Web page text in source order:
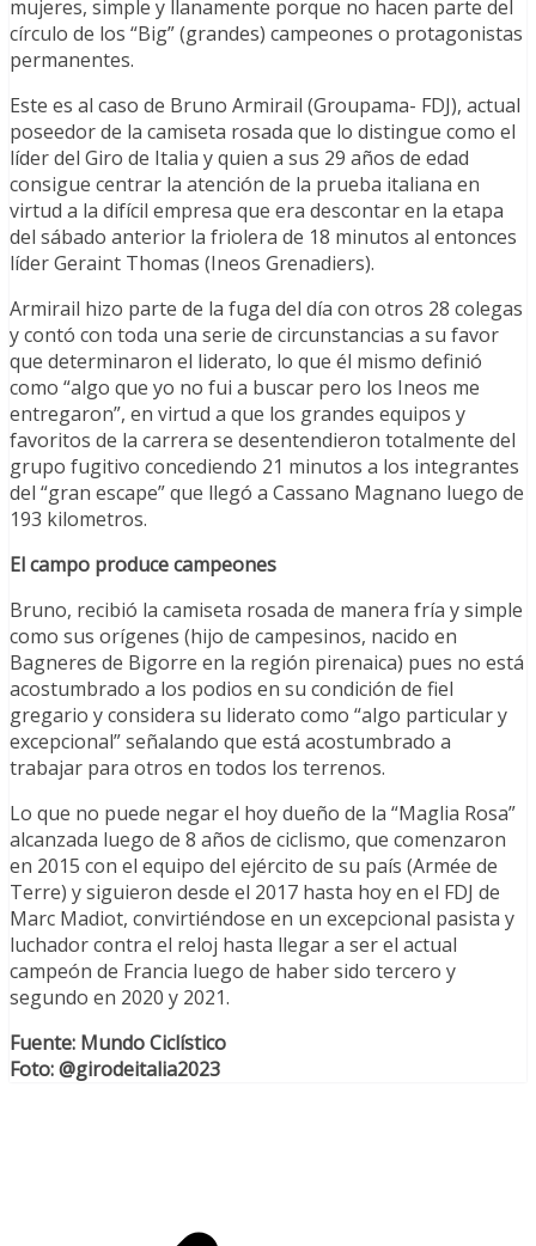
mujeres, simple y llanamente porque no hacen parte del
círculo de los “Big” (grandes) campeones o protagonistas
permanentes.
Este es al caso de Bruno Armirail (Groupama- FDJ), actual
poseedor de la camiseta rosada que lo distingue como el
líder del Giro de Italia y quien a sus 29 años de edad
consigue centrar la atención de la prueba italiana en
virtud a la difícil empresa que era descontar en la etapa
del sábado anterior la friolera de 18 minutos al entonces
líder Geraint Thomas (Ineos Grenadiers).
Armirail hizo parte de la fuga del día con otros 28 colegas
y contó con toda una serie de circunstancias a su favor
que determinaron el liderato, lo que él mismo definió
como “algo que yo no fui a buscar pero los Ineos me
entregaron”, en virtud a que los grandes equipos y
favoritos de la carrera se desentendieron totalmente del
grupo fugitivo concediendo 21 minutos a los integrantes
del “gran escape” que llegó a Cassano Magnano luego de
193 kilometros.
El campo produce campeones
Bruno, recibió la camiseta rosada de manera fría y simple
como sus orígenes (hijo de campesinos, nacido en
Bagneres de Bigorre en la región pirenaica) pues no está
acostumbrado a los podios en su condición de fiel
gregario y considera su liderato como “algo particular y
excepcional” señalando que está acostumbrado a
trabajar para otros en todos los terrenos.
Lo que no puede negar el hoy dueño de la “Maglia Rosa”
alcanzada luego de 8 años de ciclismo, que comenzaron
en 2015 con el equipo del ejército de su país (Armée de
Terre) y siguieron desde el 2017 hasta hoy en el FDJ de
Marc Madiot, convirtiéndose en un excepcional pasista y
luchador contra el reloj hasta llegar a ser el actual
campeón de Francia luego de haber sido tercero y
segundo en 2020 y 2021.
Fuente: Mundo Ciclístico
Foto: @girodeitalia2023